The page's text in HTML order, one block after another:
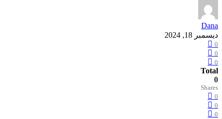
Dana
ديسمبر 18, 2024
0
0
0
Total
0
Shares
0
0
0